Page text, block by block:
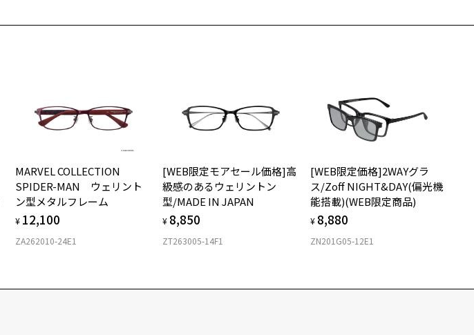
MARVEL COLLECTION
SPIDER-MAN ウェリント
ン型メタルフレーム
¥ 12,100
ZA262010-24E1
[WEB限定モアセール価格]高
級感のあるウェリントン
型/MADE IN JAPAN
¥ 8,850
ZT263005-14F1
[WEB限定価格]2WAYグラ
ス/Zoff NIGHT&DAY(偏光機
能搭載)(WEB限定商品)
¥ 8,880
ZN201G05-12E1